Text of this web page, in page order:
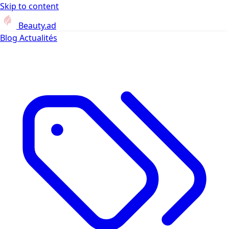
Skip to content
Beauty.ad
Blog Actualités